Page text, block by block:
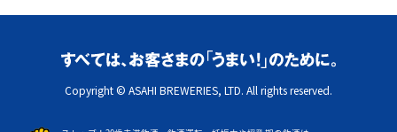
Copyright © ASAHI BREWERIES, LTD. All rights reserved.